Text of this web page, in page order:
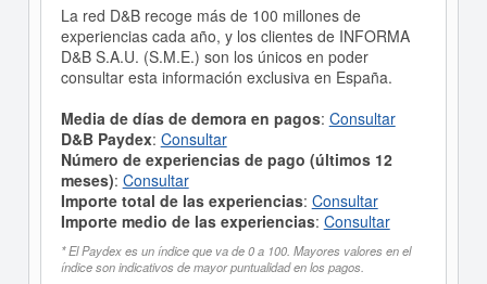
La red D&B recoge más de 100 millones de
experiencias cada año, y los clientes de INFORMA
D&B S.A.U. (S.M.E.) son los únicos en poder
consultar esta información exclusiva en España.
Media de días de demora en pagos: Consultar
D&B Paydex: Consultar
Número de experiencias de pago (últimos 12
meses): Consultar
Importe total de las experiencias: Consultar
Importe medio de las experiencias: Consultar
* El Paydex es un índice que va de 0 a 100. Mayores valores en el
índice son indicativos de mayor puntualidad en los pagos.